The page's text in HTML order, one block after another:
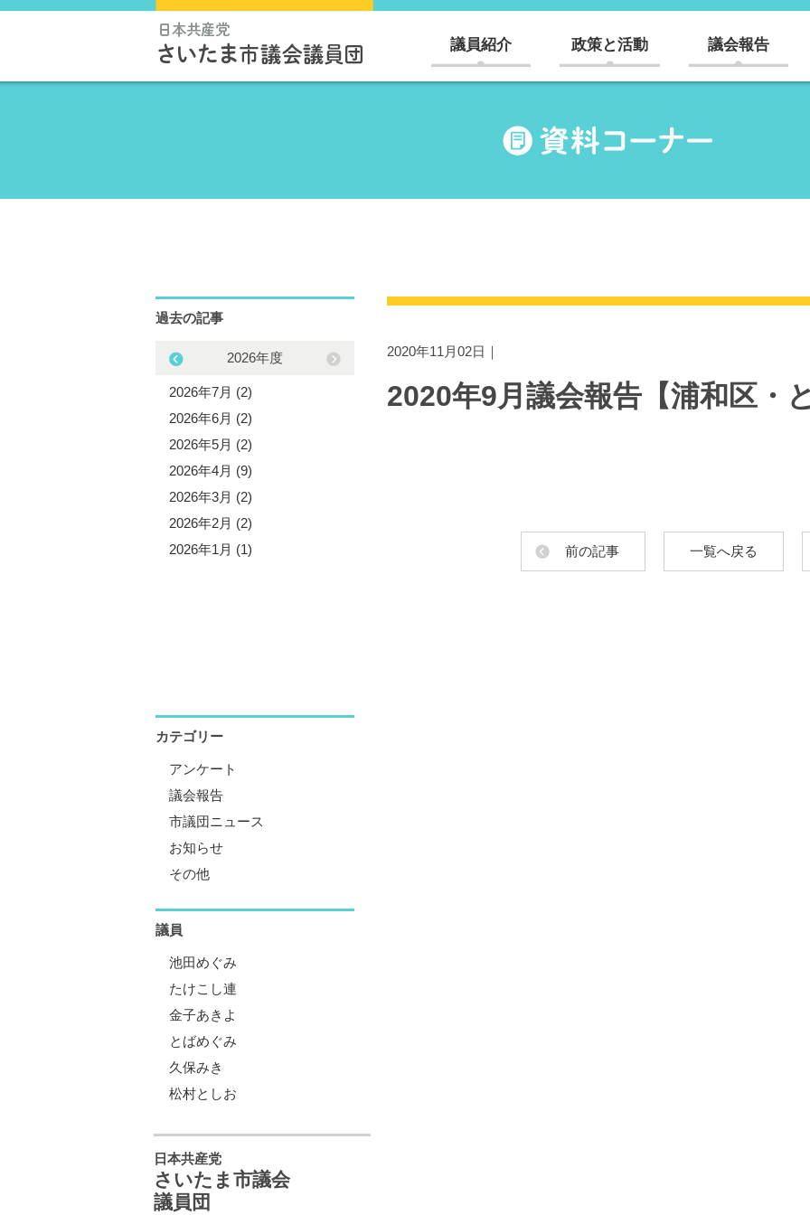
議員紹介 政策と活動 議会報告
2020年11月02日｜
2020年9月議会報告【浦和区・
前の記事 一覧へ戻る
過去の記事
2026年度
2026年7月 (2)
2026年6月 (2)
2026年5月 (2)
2026年4月 (9)
2026年3月 (2)
2026年2月 (2)
2026年1月 (1)
カテゴリー
アンケート
議会報告
市議団ニュース
お知らせ
その他
議員
池田めぐみ
たけこし連
金子あきよ
とばめぐみ
久保みき
松村としお
日本共産党
さいたま市議会
議員団